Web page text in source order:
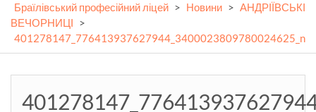
Браїлівський професійний ліцей > Новини > АНДРІЇВСЬКІ
ВЕЧОРНИЦІ >
401278147_776413937627944_3400023809780024625_n